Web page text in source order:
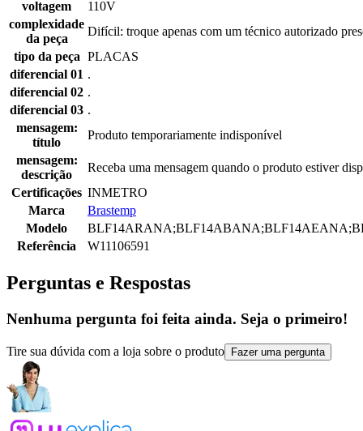
voltagem
110V
complexidade
da peça
Difícil: troque apenas com um técnico autorizado
tipo da peça PLACAS
diferencial 01 .
diferencial 02 .
diferencial 03 .
mensagem:
título
Produto temporariamente indisponível
mensagem:
descrição
Receba uma mensagem quando o produto estiver
Certificações INMETRO
Marca
Brastemp
Modelo
Referência
W11106591
Perguntas e Respostas
Nenhuma pergunta foi feita ainda. Seja o primeiro!
Tire sua dúvida com a loja sobre o produto Fazer uma pergunta